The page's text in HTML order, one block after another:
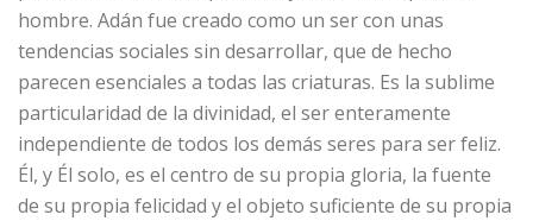
hombre. Adán fue creado como un ser con unas
tendencias sociales sin desarrollar, que de hecho
parecen esenciales a todas las criaturas. Es la sublime
particularidad de la divinidad, el ser enteramente
independiente de todos los demás seres para ser feliz.
Él, y Él solo, es el centro de su propia gloria, la fuente
de su propia felicidad y el objeto suficiente de su propia